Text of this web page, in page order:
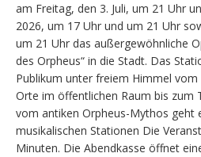
am Freitag, den 3. Juli, um 21 Uhr
2026, um 17 Uhr und um 21 Uhr
um 21 Uhr das außergewöhnliche
des Orpheus“ in die Stadt. Das
Publikum unter freiem Himmel
Orte im öffentlichen Raum bis zum
vom antiken Orpheus-Mythos geht
musikalischen Stationen Die
Minuten. Die Abendkasse öffnet